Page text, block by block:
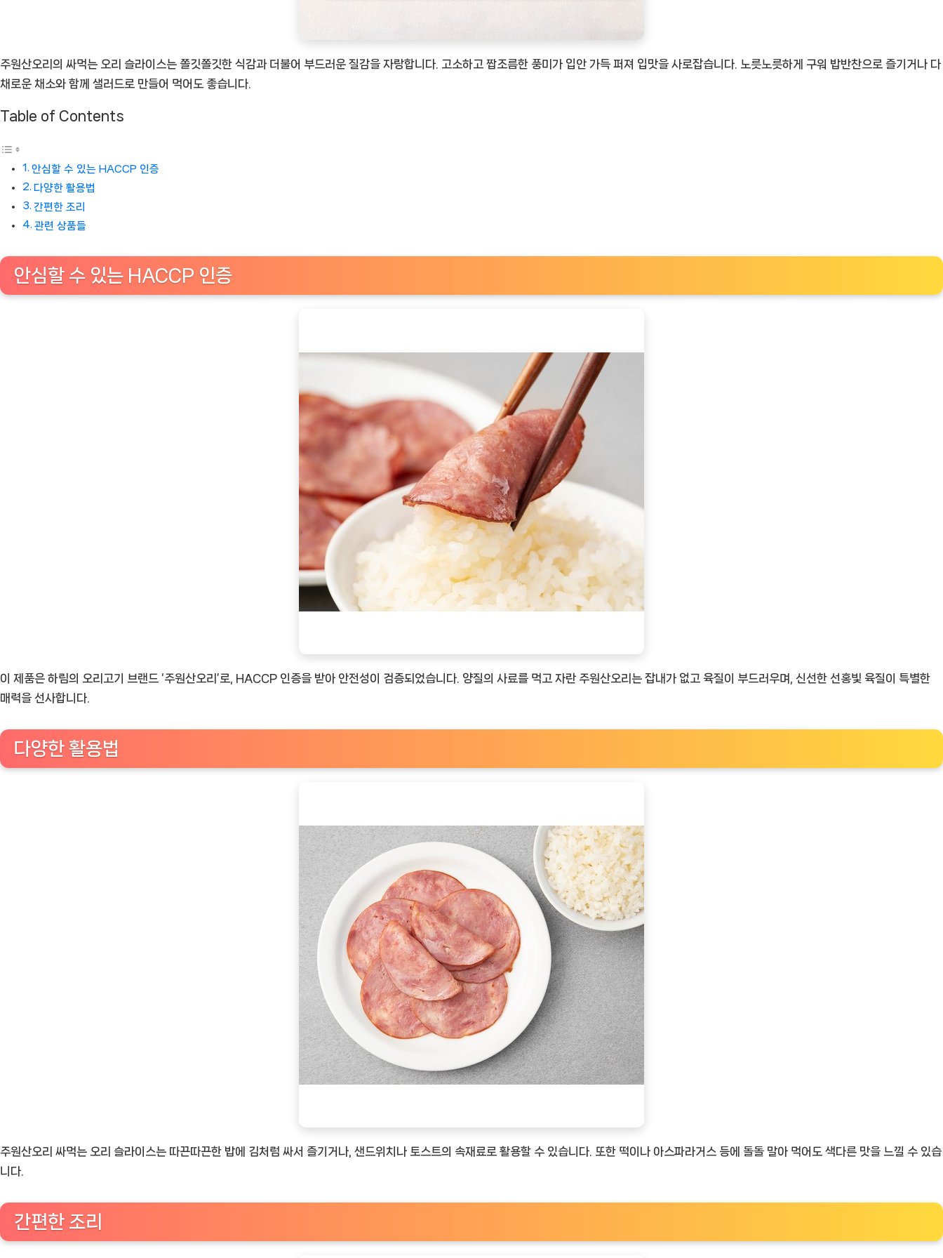
주원산오리의 싸먹는 오리 슬라이스는 쫄깃쫄깃한 식감과 더불어 부드러운 질감을 자랑합니다. 고소하고 짭조름한 풍미가 입안 가득 퍼져 입맛을 사로잡습니다. 노릇노릇하게 구워 밥반찬으로 즐기거나 다
채로운 채소와 함께 샐러드로 만들어 먹어도 좋습니다.
Table of Contents
안심할 수 있는 HACCP 인증
다양한 활용법
간편한 조리
관련 상품들
안심할 수 있는 HACCP 인증
이 제품은 하림의 오리고기 브랜드 ‘주원산오리’로, HACCP 인증을 받아 안전성이 검증되었습니다. 양질의 사료를 먹고 자란 주원산오리는 잡내가 없고 육질이 부드러우며, 신선한 선홍빛 육질이 특별한
매력을 선사합니다.
다양한 활용법
주원산오리 싸먹는 오리 슬라이스는 따끈따끈한 밥에 김처럼 싸서 즐기거나, 샌드위치나 토스트의 속재료로 활용할 수 있습니다. 또한 떡이나 아스파라거스 등에 돌돌 말아 먹어도 색다른 맛을 느낄 수 있습
니다.
간편한 조리